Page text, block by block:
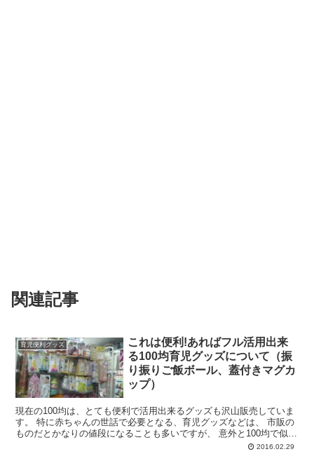
関連記事
育児便利グッズ
これは便利!あればフル活用出来
る100均育児グッズについて（振
り振りご飯ボール、蓋付きマグカ
ップ）
現在の100均は、とても便利で活用出来るグッズも沢山販売していま
す。 特に赤ちゃんの世話で必要となる、育児グッズなどは、 市販の
ものだとかなりの値段になることも多いですが、 意外と100均で似た
2016.02.29